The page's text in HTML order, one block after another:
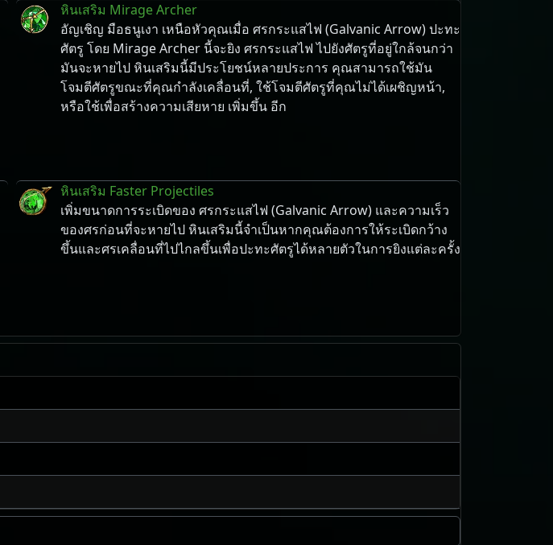
หินเสริม Mirage Archer
อัญเชิญ มือธนูเงา เหนือหัวคุณเมื่อ ศรกระแสไฟ (Galvanic Arrow) ปะทะ
ศัตรู โดย Mirage Archer นี้จะยิง ศรกระแสไฟ ไปยังศัตรูที่อยู่ใกล้จนกว่า
มันจะหายไป หินเสริมนี้มีประโยชน์หลายประการ คุณสามารถใช้มัน
โจมตีศัตรูขณะที่คุณกำลังเคลื่อนที่, ใช้โจมตีศัตรูที่คุณไม่ได้เผชิญหน้า,
หรือใช้เพื่อสร้างความเสียหาย เพิ่มขึ้น อีก
หินเสริม Faster Projectiles
เพิ่มขนาดการระเบิดของ ศรกระแสไฟ (Galvanic Arrow) และความเร็ว
ของศรก่อนที่จะหายไป หินเสริมนี้จำเป็นหากคุณต้องการให้ระเบิดกว้าง
ขึ้นและศรเคลื่อนที่ไปไกลขึ้นเพื่อปะทะศัตรูได้หลายตัวในการยิงแต่ละครั้ง